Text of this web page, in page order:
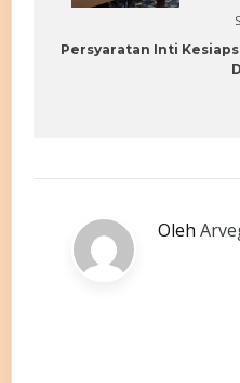
Persyaratan Inti
Oleh